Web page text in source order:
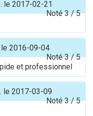
le 2017-02-21
Noté3/5
le 2016-09-04
Noté3/5
et professionnel
le 2017-03-09
Noté3/5